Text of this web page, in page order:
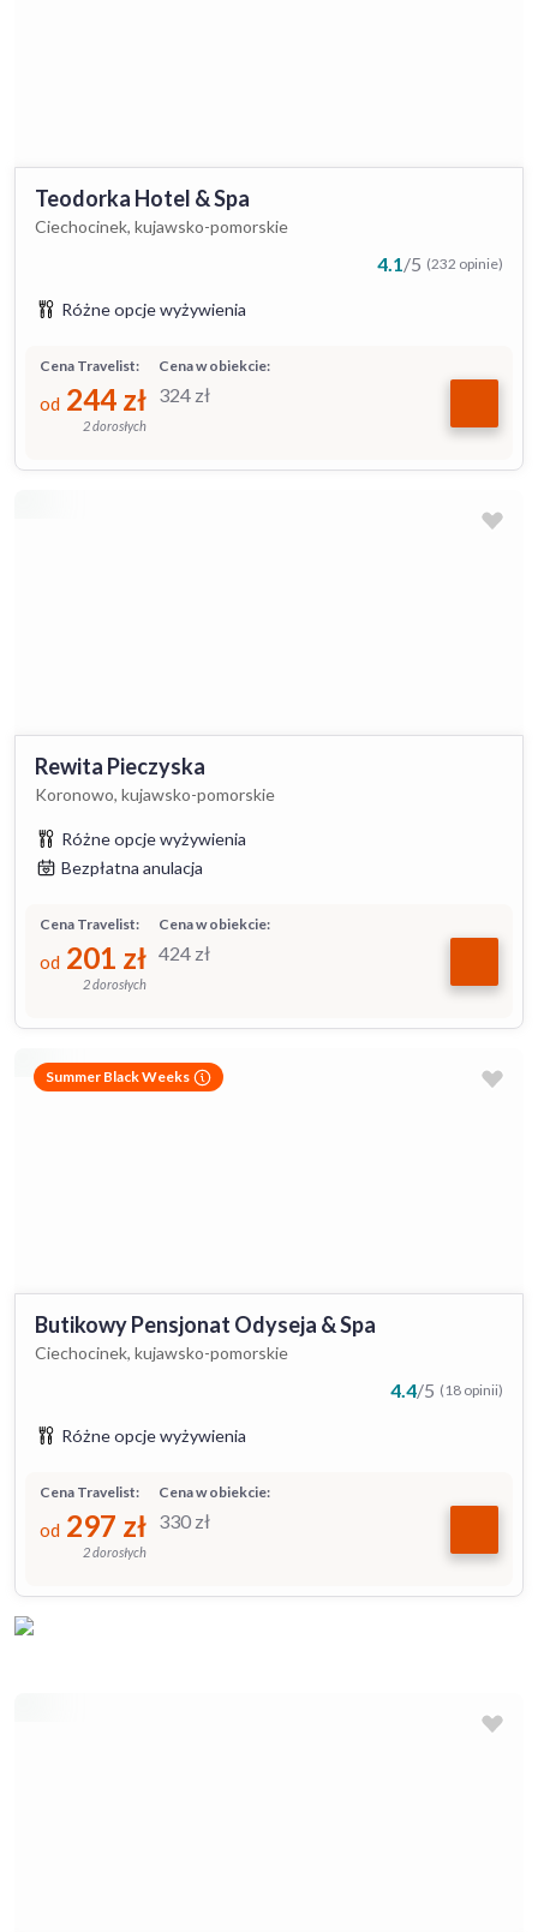
Teodorka Hotel & Spa
Ciechocinek, kujawsko-pomorskie
4.1/5 (232 opinie)
Różne opcje wyżywienia
Cena w obiekcie:
324 zł
Cena Travelist:
od 244 zł
2 dorosłych
Rewita Pieczyska
Koronowo, kujawsko-pomorskie
Różne opcje wyżywienia
Bezpłatna anulacja
Cena w obiekcie:
424 zł
Cena Travelist:
od 201 zł
2 dorosłych
Summer Black Weeks
Butikowy Pensjonat Odyseja & Spa
Ciechocinek, kujawsko-pomorskie
4.4/5 (18 opinii)
Różne opcje wyżywienia
Cena w obiekcie:
330 zł
Cena Travelist:
od 297 zł
2 dorosłych